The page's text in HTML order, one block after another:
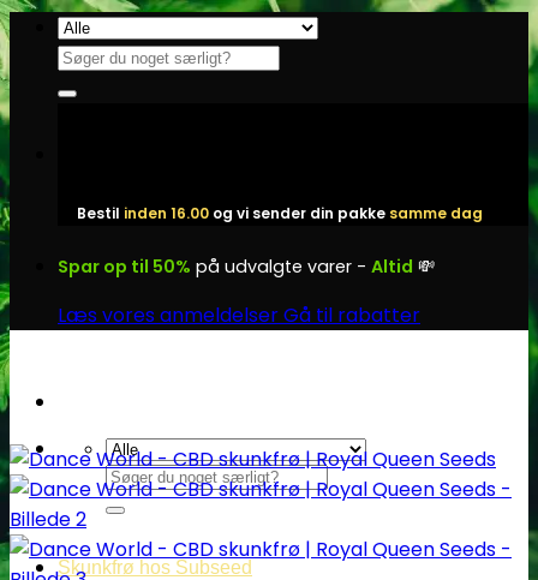
Fortsæt
indhold
Søg
efter:
Bestil inden 16.00 og vi sender din pakke samme dag
Spar op til 50% på udvalgte varer - Altid 💸
Læs vores anmeldelserGå til rabatter
Søg
efter:
Skunkfrø hos Subseed